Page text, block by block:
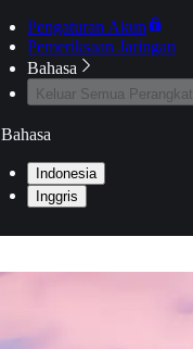
Pengaturan Akun
Pemeriksaan Jaringan
Bahasa
Keluar Semua Perangkat
Bahasa
Indonesia
Inggris